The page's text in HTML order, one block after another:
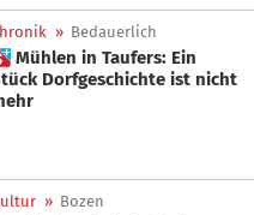
» Bedauerlich
Ein
Dorfgeschichte ist nicht
» Bozen